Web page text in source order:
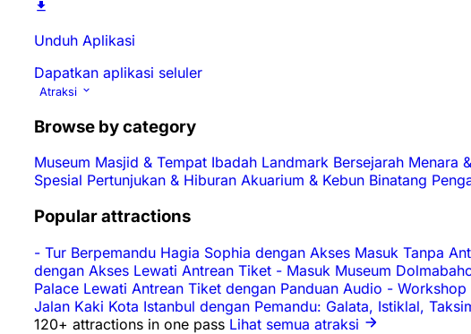
Unduh Aplikasi
Dapatkan aplikasi seluler
Atraksi
Browse by category
Museum Masjid & Tempat Ibadah Landmark Bersejarah Menara
Spesial Pertunjukan & Hiburan Akuarium & Kebun Binatang
Popular attractions
- Tur Berpemandu Hagia Sophia dengan Akses Masuk Tanpa
dengan Akses Lewati Antrean Tiket - Masuk Museum
Palace Lewati Antrean Tiket dengan Panduan Audio - Workshop
Jalan Kaki Kota Istanbul dengan Pemandu: Galata, Istiklal,
120+ attractions in one pass Lihat semua atraksi